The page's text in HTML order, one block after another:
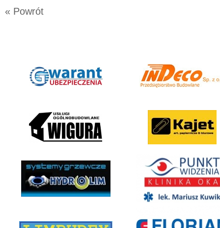
« Powrót